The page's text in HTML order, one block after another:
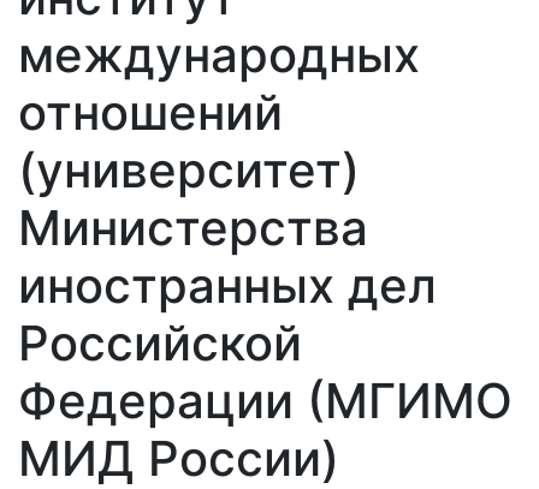
международных
отношений
(университет)
Министерства
иностранных дел
Российской
Федерации (МГИМО
МИД России)